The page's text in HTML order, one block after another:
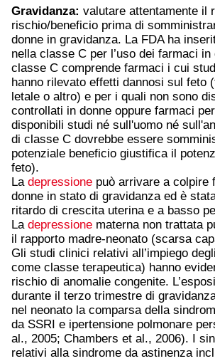
Gravidanza: valutare attentamente il
rischio/beneficio prima di
donne in gravidanza. La FDA ha
nella classe C per l’uso dei farmaci
classe C comprende farmaci i cui
hanno rilevato effetti dannosi sul feto
letale o altro) e per i quali non sono
controllati in donne oppure farmaci
disponibili studi né sull'uomo né
di classe C dovrebbe essere
potenziale beneficio giustifica il
feto).
La depressione può arrivare a colpire
donne in stato di gravidanza ed è
ritardo di crescita uterina e a basso
La depressione materna non trattata
il rapporto madre-neonato (scarsa
Gli studi clinici relativi all’impiego
come classe terapeutica) hanno
rischio di anomalie congenite.
durante il terzo trimestre di
nel neonato la comparsa della
da SSRI e ipertensione polmonare
al., 2005; Chambers et al., 2006). I
relativi alla sindrome da astinenza